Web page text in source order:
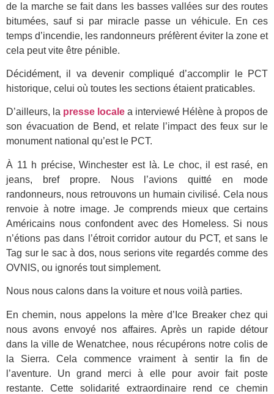
de la marche se fait dans les basses vallées sur des routes
bitumées, sauf si par miracle passe un véhicule. En ces
temps d’incendie, les randonneurs préfèrent éviter la zone et
cela peut vite être pénible.
Décidément, il va devenir compliqué d’accomplir le PCT
historique, celui où toutes les sections étaient praticables.
D’ailleurs, la presse locale a interviewé Hélène à propos de
son évacuation de Bend, et relate l’impact des feux sur le
monument national qu’est le PCT.
À 11 h précise, Winchester est là. Le choc, il est rasé, en
jeans, bref propre. Nous l’avions quitté en mode
randonneurs, nous retrouvons un humain civilisé. Cela nous
renvoie à notre image. Je comprends mieux que certains
Américains nous confondent avec des Homeless. Si nous
n’étions pas dans l’étroit corridor autour du PCT, et sans le
Tag sur le sac à dos, nous serions vite regardés comme des
OVNIS, ou ignorés tout simplement.
Nous nous calons dans la voiture et nous voilà parties.
En chemin, nous appelons la mère d’Ice Breaker chez qui
nous avons envoyé nos affaires. Après un rapide détour
dans la ville de Wenatchee, nous récupérons notre colis de
la Sierra. Cela commence vraiment à sentir la fin de
l’aventure. Un grand merci à elle pour avoir fait poste
restante. Cette solidarité extraordinaire rend ce chemin